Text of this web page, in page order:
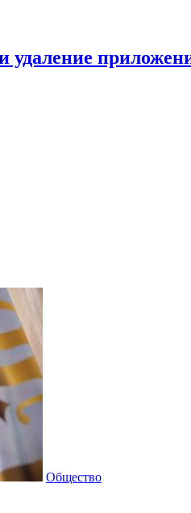
удаление
Общество